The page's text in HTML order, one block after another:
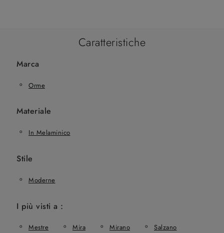
Caratteristiche
Marca
Orme
Materiale
In Melaminico
Stile
Moderne
I più visti a :
Mestre Mira Mirano Salzano